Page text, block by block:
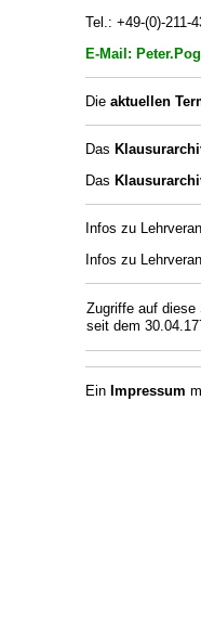
Tel.: +49-(0)-211-
E-Mail:
Dieaktuellen
Das
Das
Infos zu
Infos zu
Zugriffe auf diese
seit dem
Ein Impressum